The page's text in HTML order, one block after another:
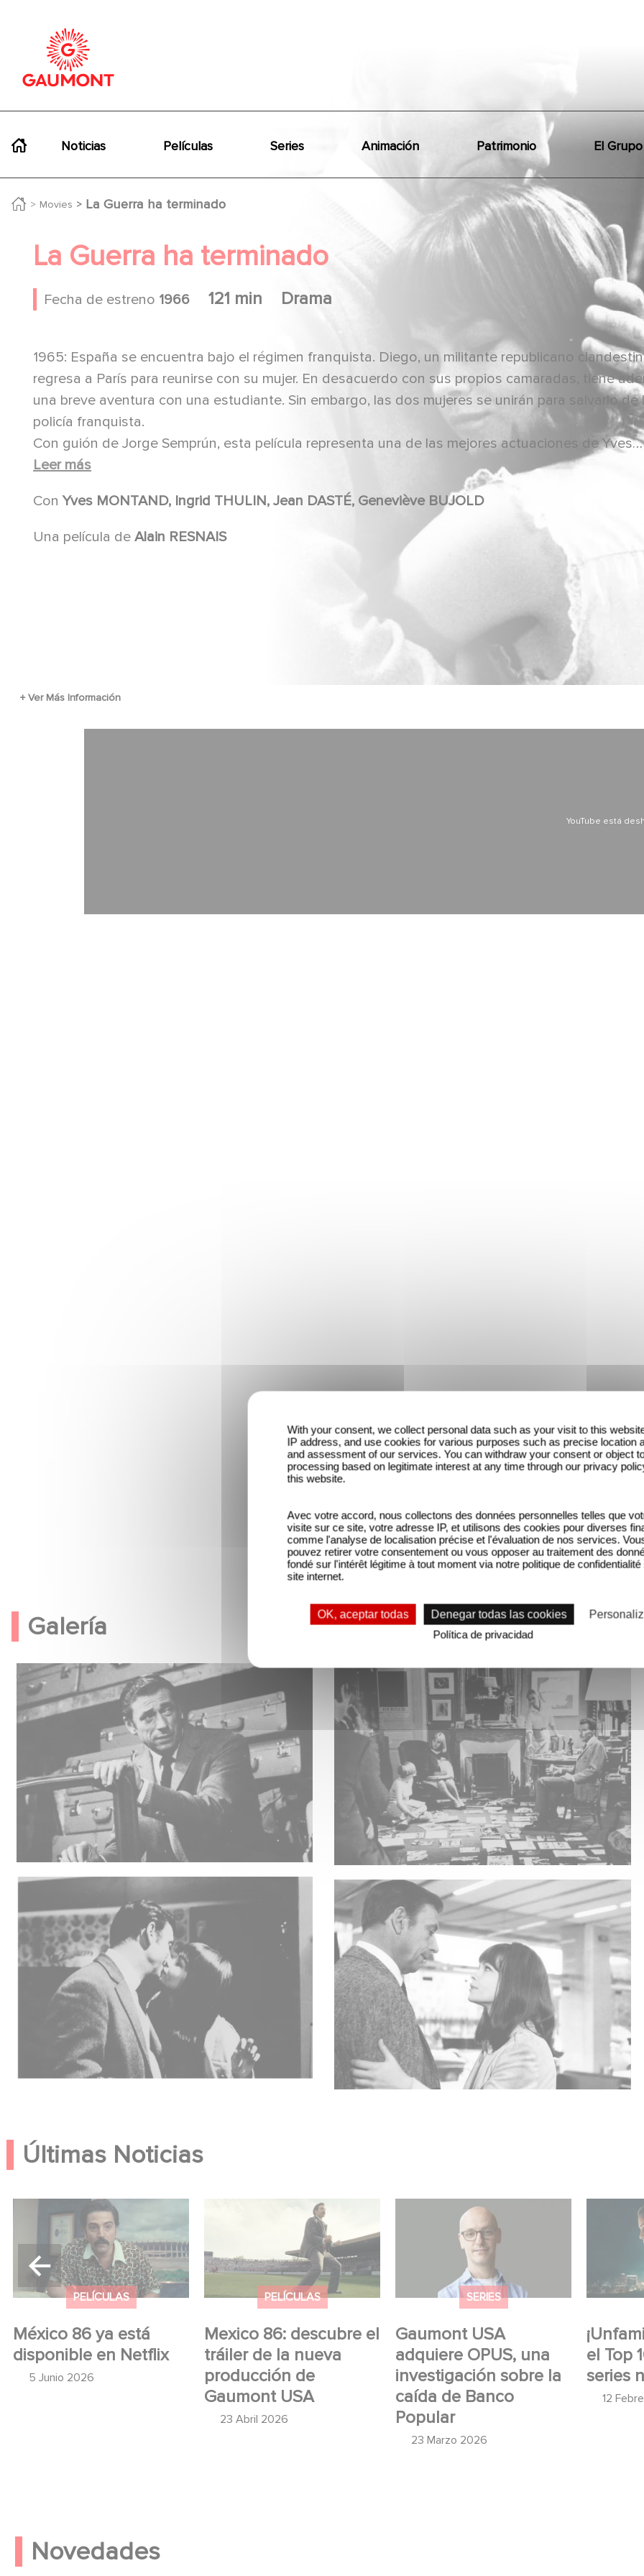
Noticias Películas Series Animación Patrimonio El Grupo
Movies La Guerra ha terminado
La Guerra ha terminado
Fecha de estreno 1966 121 min Drama
1965: España se encuentra bajo el régimen franquista. Diego, un militante republicano
regresa a París para reunirse con su mujer. En desacuerdo con sus propios camaradas, tiene
una breve aventura con una estudiante. Sin embargo, las dos mujeres se unirán para salvarlo de
policía franquista.
Con guión de Jorge Semprún, esta película representa una de las mejores actuaciones de Yves
Montand y la revelación de Geneviève Bujold.
Leer más
Con Yves MONTAND, Ingrid THULIN, Jean DASTÉ, Geneviève BUJOLD
Una película de Alain RESNAIS
YouTube está
Galería
Últimas Noticias
PELÍCULAS
México 86 ya está
disponible en Netflix
5 Junio 2026
México 86 ya está
disponible en Netflix
PELÍCULAS
Mexico 86: descubre el
tráiler de la nueva
producción de
Gaumont USA
23 Abril 2026
Mexico 86: descubre el
tráiler de la nueva
producción de Gaumont
USA
SERIES
Gaumont USA
adquiere OPUS, una
investigación sobre la
caída de Banco
Popular
23 Marzo 2026
Gaumont USA adquiere
OPUS, una investigación
sobre la caída de Banco
el Top
series
12
Top 10
Novedades
With your consent, we collect personal data such as your visit to this
IP address, and use cookies for various purposes such as precise location
and assessment of our services. You can withdraw your consent or object
processing based on legitimate interest at any time through our privacy
this website.
Avec votre accord, nous collectons des données personnelles telles que
visite sur ce site, votre adresse IP, et utilisons des cookies pour diverses
comme l'analyse de localisation précise et l'évaluation de nos services.
pouvez retirer votre consentement ou vous opposer au traitement des
fondé sur l'intérêt légitime à tout moment via notre politique de
site internet.
OK, aceptar todas Denegar todas las cookies
Política de privacidad